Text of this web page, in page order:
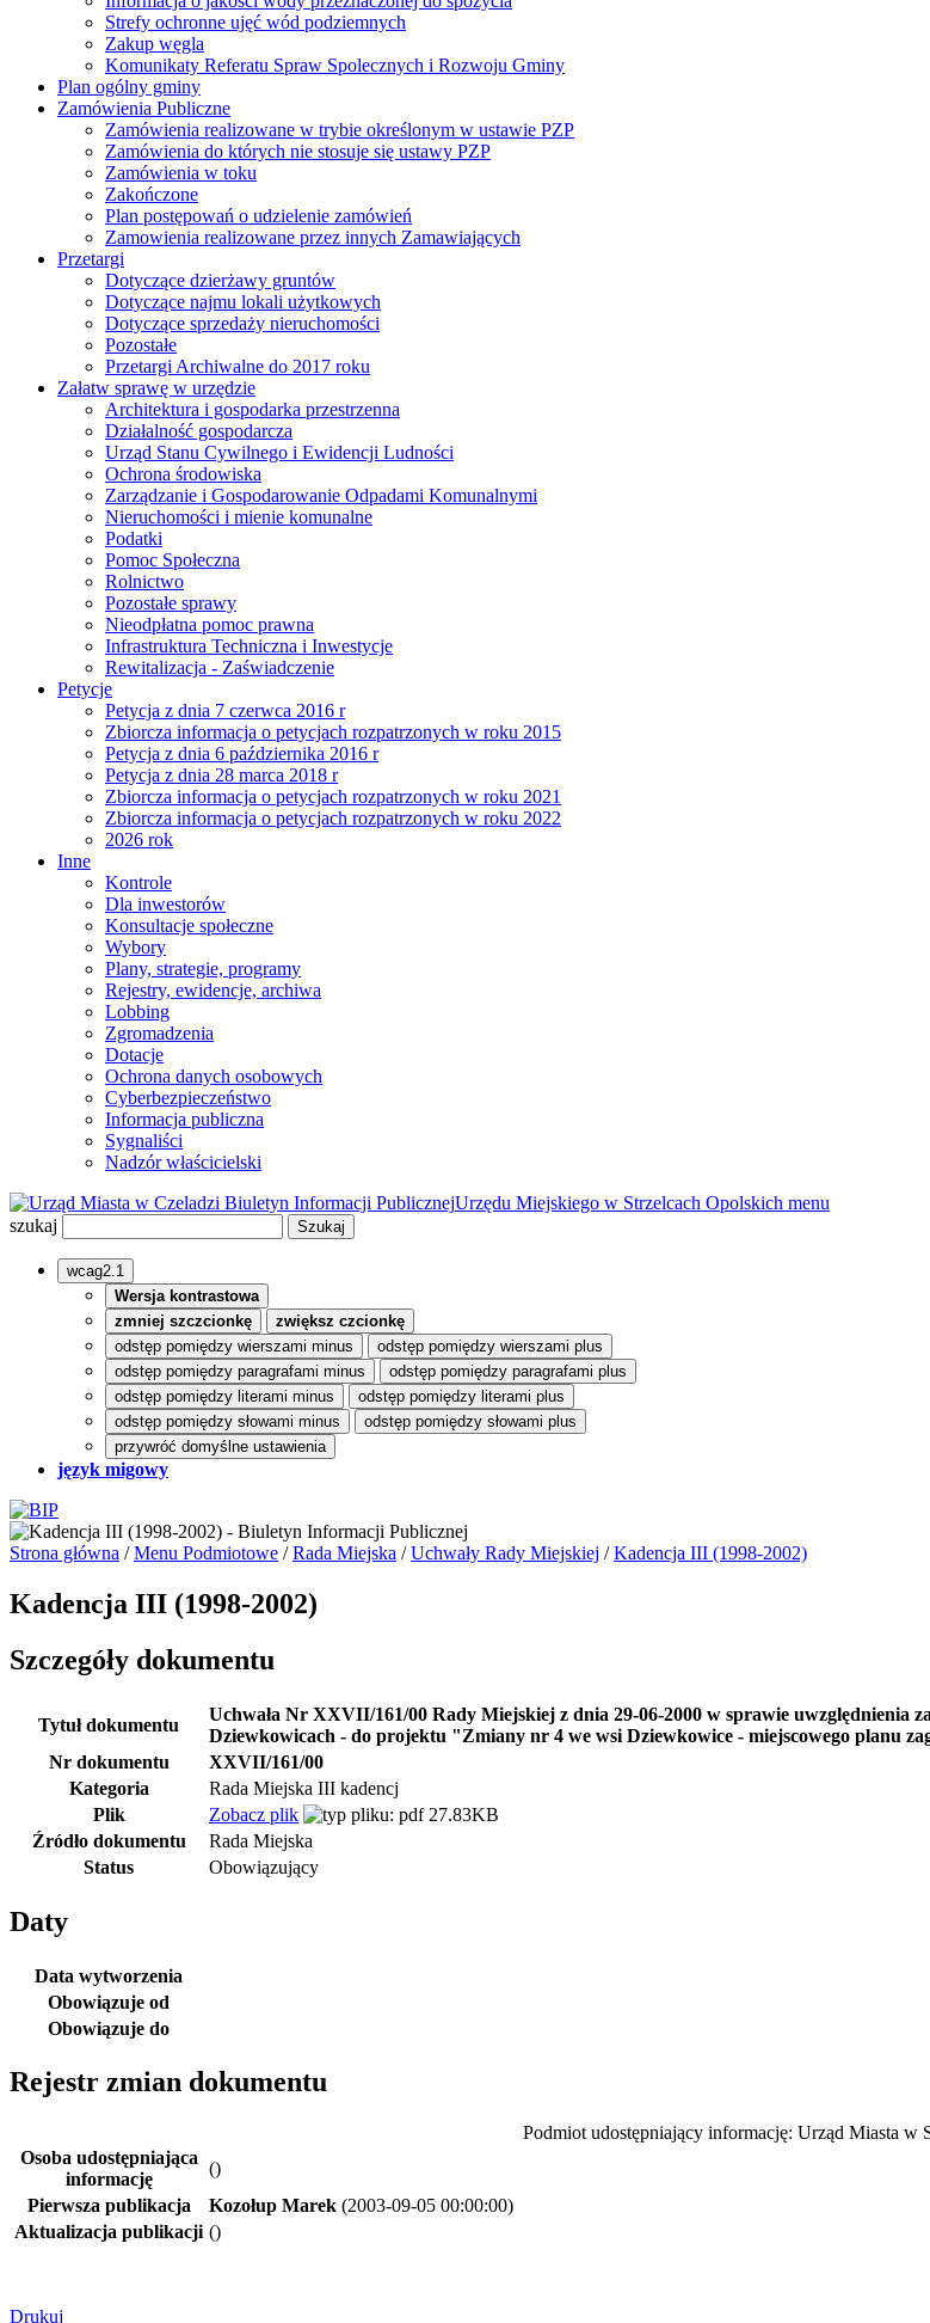
Strefy ochronne ujęć wód podziemnych
Zakup węgla
Komunikaty Referatu Spraw Spolecznych i Rozwoju Gminy
Plan ogólny gminy
Zamówienia Publiczne
Zamówienia realizowane w trybie określonym w ustawie PZP
Zamówienia do których nie stosuje się ustawy PZP
Zamówienia w toku
Zakończone
Plan postępowań o udzielenie zamówień
Zamowienia realizowane przez innych Zamawiających
Przetargi
Dotyczące dzierżawy gruntów
Dotyczące najmu lokali użytkowych
Dotyczące sprzedaży nieruchomości
Pozostałe
Przetargi Archiwalne do 2017 roku
Załatw sprawę w urzędzie
Architektura i gospodarka przestrzenna
Działalność gospodarcza
Urząd Stanu Cywilnego i Ewidencji Ludności
Ochrona środowiska
Zarządzanie i Gospodarowanie Odpadami Komunalnymi
Nieruchomości i mienie komunalne
Podatki
Pomoc Społeczna
Rolnictwo
Pozostałe sprawy
Nieodpłatna pomoc prawna
Infrastruktura Techniczna i Inwestycje
Rewitalizacja - Zaświadczenie
Petycje
Petycja z dnia 7 czerwca 2016 r
Zbiorcza informacja o petycjach rozpatrzonych w roku 2015
Petycja z dnia 6 października 2016 r
Petycja z dnia 28 marca 2018 r
Zbiorcza informacja o petycjach rozpatrzonych w roku 2021
Zbiorcza informacja o petycjach rozpatrzonych w roku 2022
2026 rok
Inne
Kontrole
Dla inwestorów
Konsultacje społeczne
Wybory
Plany, strategie, programy
Rejestry, ewidencje, archiwa
Lobbing
Zgromadzenia
Dotacje
Ochrona danych osobowych
Cyberbezpieczeństwo
Informacja publiczna
Sygnaliści
Nadzór właścicielski
Biuletyn Informacji PublicznejUrzędu Miejskiego w Strzelcach Opolskich menu
szukaj
wcag2.1
Wersja kontrastowa
zmniej szczcionkę
zwiększ czcionkę
odstęp pomiędzy wierszami minus
odstęp pomiędzy wierszami plus
odstęp pomiędzy paragrafami minus
odstęp pomiędzy paragrafami plus
odstęp pomiędzy literami minus
odstęp pomiędzy literami plus
odstęp pomiędzy słowami minus
odstęp pomiędzy słowami plus
przywróć domyślne ustawienia
język migowy
Strona główna /Menu Podmiotowe /Rada Miejska /Uchwały Rady Miejskiej /Kadencja III (1998-2002)
Kadencja III (1998-2002)
Szczegóły dokumentu
Tytuł dokumentu
Uchwała Nr XXVII/161/00 Rady Miejskiej z dnia 29-06-2000 w sprawie
Dziewkowicach - do projektu "Zmiany nr 4 we wsi Dziewkowice - miejscowego planu
Nr dokumentu
XXVII/161/00
Kategoria
Rada Miejska III kadencj
Plik
Zobacz plik
27.83KB
Źródło dokumentu
Rada Miejska
Status
Obowiązujący
Daty
Data wytworzenia
Obowiązuje od
Obowiązuje do
Rejestr zmian dokumentu
Podmiot udostępniający informację: Urząd Miasta w
Osoba udostępniająca
informację
()
Pierwsza publikacja
Kozołup Marek (2003-09-05 00:00:00)
Aktualizacja publikacji ()
Drukuj